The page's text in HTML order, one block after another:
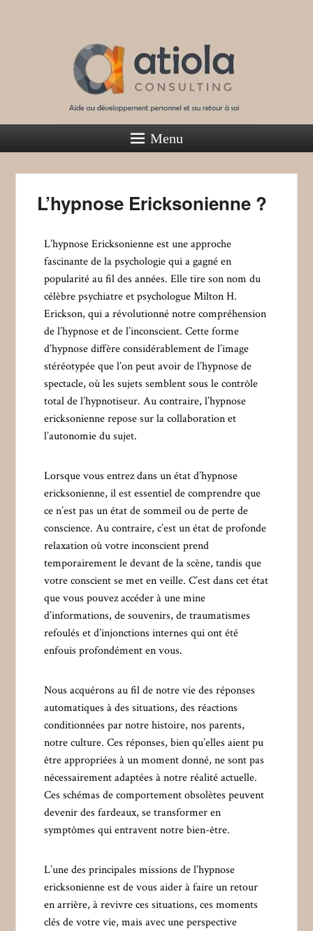
Atiola Consulting
Menu
L’hypnose Ericksonienne ?
L’hypnose Ericksonienne est une approche
fascinante de la psychologie qui a gagné en
popularité au fil des années. Elle tire son nom du
célèbre psychiatre et psychologue Milton H.
Erickson, qui a révolutionné notre compréhension
de l’hypnose et de l’inconscient. Cette forme
d’hypnose diffère considérablement de l’image
stéréotypée que l’on peut avoir de l’hypnose de
spectacle, où les sujets semblent sous le contrôle
total de l’hypnotiseur. Au contraire, l’hypnose
ericksonienne repose sur la collaboration et
l’autonomie du sujet.
Lorsque vous entrez dans un état d’hypnose
ericksonienne, il est essentiel de comprendre que
ce n’est pas un état de sommeil ou de perte de
conscience. Au contraire, c’est un état de profonde
relaxation où votre inconscient prend
temporairement le devant de la scène, tandis que
votre conscient se met en veille. C’est dans cet état
que vous pouvez accéder à une mine
d’informations, de souvenirs, de traumatismes
refoulés et d’injonctions internes qui ont été
enfouis profondément en vous.
Nous acquérons au fil de notre vie des réponses
automatiques à des situations, des réactions
conditionnées par notre histoire, nos parents,
notre culture. Ces réponses, bien qu’elles aient pu
être appropriées à un moment donné, ne sont pas
nécessairement adaptées à notre réalité actuelle.
Ces schémas de comportement obsolètes peuvent
devenir des fardeaux, se transformer en
symptômes qui entravent notre bien-être.
L’une des principales missions de l’hypnose
ericksonienne est de vous aider à faire un retour
en arrière, à revivre ces situations, ces moments
clés de votre vie, mais avec une perspective